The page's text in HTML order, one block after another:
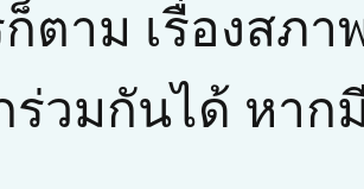
ก็ตาม เรื่องสภ
ร่วมกันได้ หาก